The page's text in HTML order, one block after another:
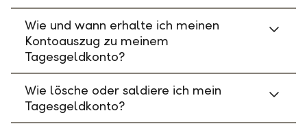
Wie und wann erhalte ich meinen
Kontoauszug zu meinem
Tagesgeldkonto?
Wie lösche oder saldiere ich mein
Tagesgeldkonto?